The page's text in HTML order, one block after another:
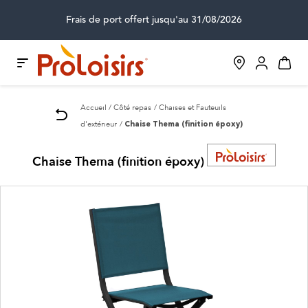
Frais de port offert jusqu'au 31/08/2026
Accueil Côté repas
Chaises et Fauteuils
d'extérieur
Chaise Thema (finition époxy)
Chaise Thema (finition époxy)